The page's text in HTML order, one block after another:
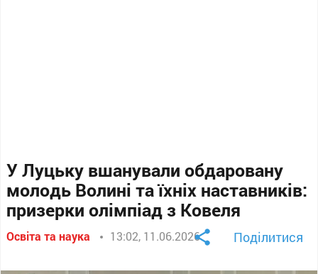
У Луцьку вшанували обдаровану
молодь Волині та їхніх наставників:
призерки олімпіад з Ковеля
Освіта та наука 13:02, 11.06.2026 Поділитися